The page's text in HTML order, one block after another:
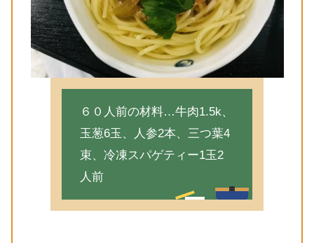
６０人前の材料…牛肉1.5k、
玉葱6玉、人参2本、三つ葉4
束、冷凍スパゲティー1玉2
人前